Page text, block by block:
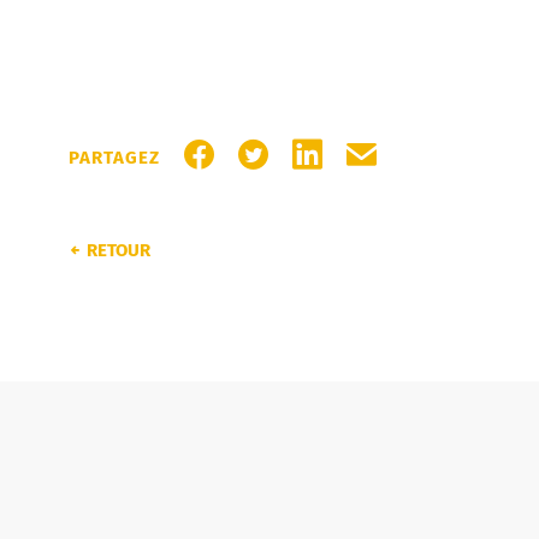
PARTAGEZ
PARTAGER SUR FACEBOOK
PARTAGER SUR TWITTER
PARTAGER SUR
PARTAGER PAR
RETOUR